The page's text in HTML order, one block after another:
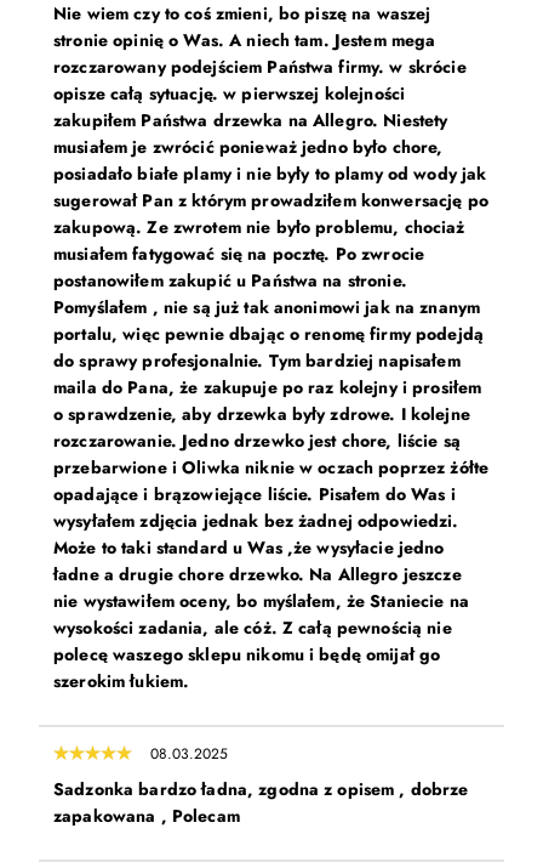
Nie wiem czy to coś zmieni, bo piszę na waszej
stronie opinię o Was. A niech tam. Jestem mega
rozczarowany podejściem Państwa firmy. w skrócie
opisze całą sytuację. w pierwszej kolejności
zakupiłem Państwa drzewka na Allegro. Niestety
musiałem je zwrócić ponieważ jedno było chore,
posiadało białe plamy i nie były to plamy od wody jak
sugerował Pan z którym prowadziłem konwersację po
zakupową. Ze zwrotem nie było problemu, chociaż
musiałem fatygować się na pocztę. Po zwrocie
postanowiłem zakupić u Państwa na stronie.
Pomyślałem , nie są już tak anonimowi jak na znanym
portalu, więc pewnie dbając o renomę firmy podejdą
do sprawy profesjonalnie. Tym bardziej napisałem
maila do Pana, że zakupuje po raz kolejny i prosiłem
o sprawdzenie, aby drzewka były zdrowe. I kolejne
rozczarowanie. Jedno drzewko jest chore, liście są
przebarwione i Oliwka niknie w oczach poprzez żółte
opadające i brązowiejące liście. Pisałem do Was i
wysyłałem zdjęcia jednak bez żadnej odpowiedzi.
Może to taki standard u Was ,że wysyłacie jedno
ładne a drugie chore drzewko. Na Allegro jeszcze
nie wystawiłem oceny, bo myślałem, że Staniecie na
wysokości zadania, ale cóż. Z całą pewnością nie
polecę waszego sklepu nikomu i będę omijał go
szerokim łukiem.
08.03.2025
Sadzonka bardzo ładna, zgodna z opisem , dobrze
zapakowana , Polecam